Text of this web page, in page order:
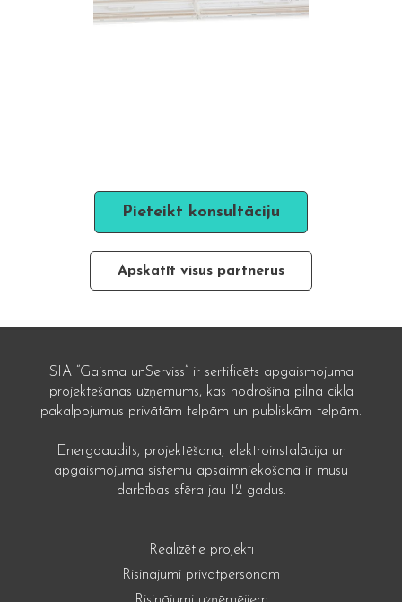
Pieteikt konsultāciju
Apskatīt visus partnerus
SIA “Gaisma unServiss” ir sertificēts apgaismojuma
projektēšanas uzņēmums, kas nodrošina pilna cikla
pakalpojumus privātām telpām un publiskām telpām.
Energoaudits, projektēšana, elektroinstalācija un
apgaismojuma sistēmu apsaimniekošana ir mūsu
darbības sfēra jau 12 gadus.
Realizētie projekti
Risinājumi privātpersonām